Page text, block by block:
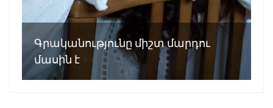
Գրականությունը միշտ մարդու
մասին է